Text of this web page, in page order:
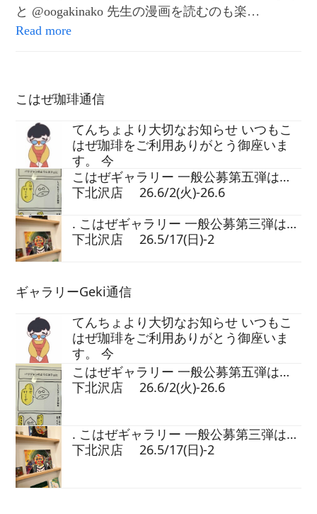
と @oogakinako 先生の漫画を読むのも楽…
Read more
こはぜ珈琲通信
てんちょより大切なお知らせ いつもこ
はぜ珈琲をご利用ありがとう御座いま
す。 今
こはぜギャラリー 一般公募第五弾は…
下北沢店 26.6/2(火)-26.6
. こはぜギャラリー 一般公募第三弾は…
下北沢店 26.5/17(日)-2
ギャラリーGeki通信
てんちょより大切なお知らせ いつもこ
はぜ珈琲をご利用ありがとう御座いま
す。 今
こはぜギャラリー 一般公募第五弾は…
下北沢店 26.6/2(火)-26.6
. こはぜギャラリー 一般公募第三弾は…
下北沢店 26.5/17(日)-2